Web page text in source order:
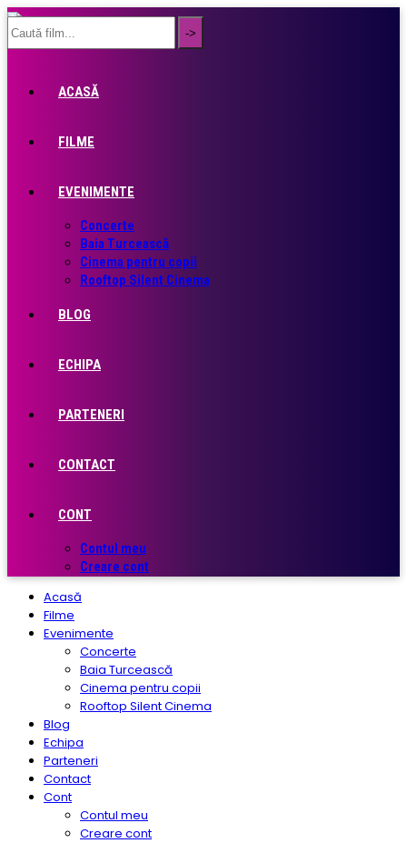
ACASĂ
FILME
EVENIMENTE
Concerte
Baia Turcească
Cinema pentru copii
Rooftop Silent Cinema
BLOG
ECHIPA
PARTENERI
CONTACT
CONT
Contul meu
Creare cont
Acasă
Filme
Evenimente
Concerte
Baia Turcească
Cinema pentru copii
Rooftop Silent Cinema
Blog
Echipa
Parteneri
Contact
Cont
Contul meu
Creare cont